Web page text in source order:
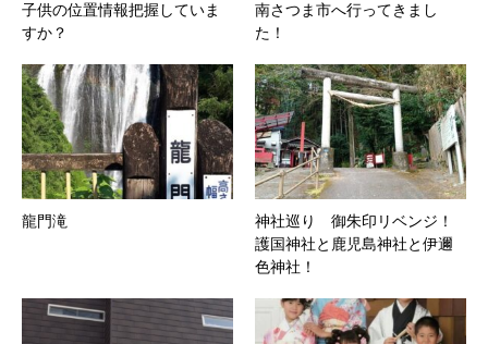
子供の位置情報把握していま
すか？
南さつま市へ行ってきまし
た！
龍門滝
神社巡り 御朱印リベンジ！
護国神社と鹿児島神社と伊邇
色神社！